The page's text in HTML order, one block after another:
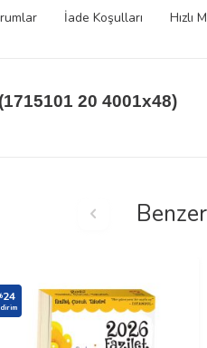
İade Koşulları Hızlı
15101 20 4001x48)
24